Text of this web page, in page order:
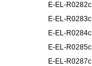
E-EL-R0282c
E-EL-R0283c
E-EL-R0284c
E-EL-R0285c
E-EL-R0287c